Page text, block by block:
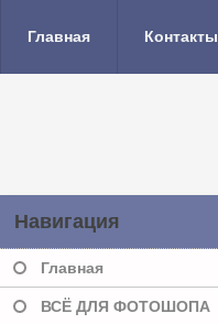
Главная Контакты
Навигация
Главная
ВСЁ ДЛЯ ФОТОШОПА